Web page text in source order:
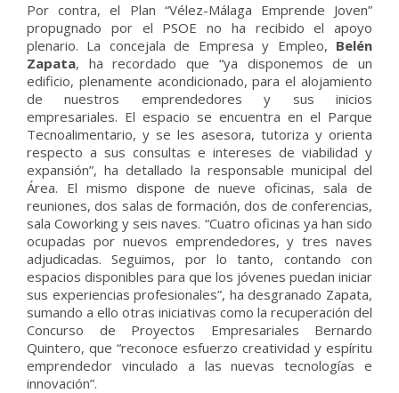
Por contra, el Plan “Vélez-Málaga Emprende Joven”
propugnado por el PSOE no ha recibido el apoyo
plenario. La concejala de Empresa y Empleo, Belén
Zapata, ha recordado que “ya disponemos de un
edificio, plenamente acondicionado, para el alojamiento
de nuestros emprendedores y sus inicios
empresariales. El espacio se encuentra en el Parque
Tecnoalimentario, y se les asesora, tutoriza y orienta
respecto a sus consultas e intereses de viabilidad y
expansión”, ha detallado la responsable municipal del
Área. El mismo dispone de nueve oficinas, sala de
reuniones, dos salas de formación, dos de conferencias,
sala Coworking y seis naves. “Cuatro oficinas ya han sido
ocupadas por nuevos emprendedores, y tres naves
adjudicadas. Seguimos, por lo tanto, contando con
espacios disponibles para que los jóvenes puedan iniciar
sus experiencias profesionales”, ha desgranado Zapata,
sumando a ello otras iniciativas como la recuperación del
Concurso de Proyectos Empresariales Bernardo
Quintero, que “reconoce esfuerzo creatividad y espíritu
emprendedor vinculado a las nuevas tecnologías e
innovación”.